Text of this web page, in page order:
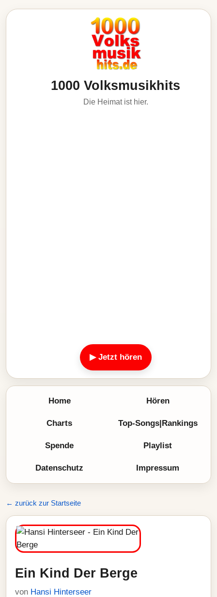
1000 Volksmusikhits
Die Heimat ist hier.
▶ Jetzt hören
Home Hören
Charts Top-Songs|Rankings
Spende Playlist
Datenschutz Impressum
← zurück zur Startseite
Ein Kind Der Berge
von Hansi Hinterseer